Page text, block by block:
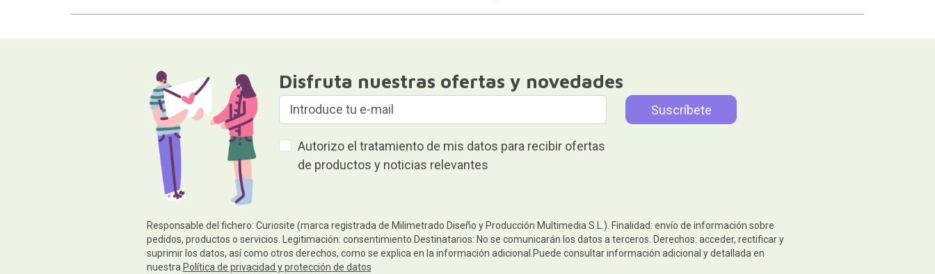
Disfruta nuestras ofertas y novedades
Autorizo el tratamiento de mis datos para recibir ofertas
de productos y noticias relevantes
Responsable del fichero: Curiosite (marca registrada de Milimetrado Diseño y Producción Multimedia S.L.). Finalidad: envío de información sobre
pedidos, productos o servicios. Legitimación: consentimiento.Destinatarios: No se comunicarán los datos a terceros. Derechos: acceder, rectificar y
suprimir los datos, así como otros derechos, como se explica en la información adicional.Puede consultar información adicional y detallada en
nuestra Política de privacidad y protección de datos